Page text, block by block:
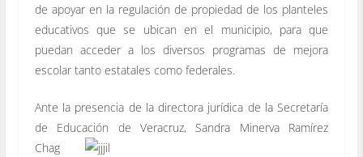
de apoyar en la regulación de propiedad de los planteles
educativos que se ubican en el municipio, para que
puedan acceder a los diversos programas de mejora
escolar tanto estatales como federales.
Ante la presencia de la directora jurídica de la Secretaría
de Educación de Veracruz,Sandra Minerva Ramírez
Chag